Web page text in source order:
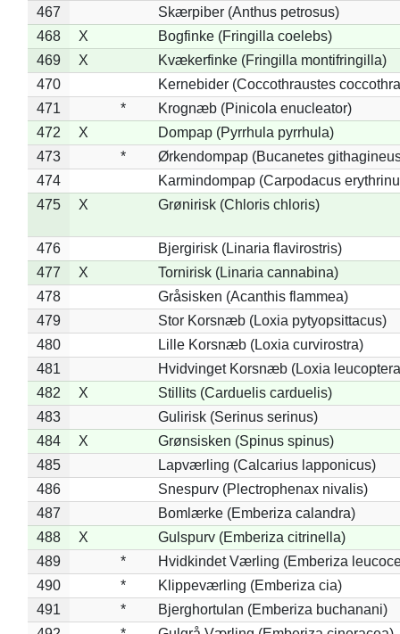
467
Skærpiber (Anthus petrosus)
468
X
Bogfinke (Fringilla coelebs)
469
X
Kvækerfinke (Fringilla montifringilla)
470
Kernebider (Coccothraustes
471
*
Krognæb (Pinicola enucleator)
472
X
Dompap (Pyrrhula pyrrhula)
473
*
Ørkendompap (Bucanetes
474
Karmindompap (Carpodacus
475
X Grønirisk (Chloris chloris)
476
Bjergirisk (Linaria flavirostris)
477
X
Tornirisk (Linaria cannabina)
478
Gråsisken (Acanthis flammea)
479
Stor Korsnæb (Loxia pytyopsittacus)
480
Lille Korsnæb (Loxia curvirostra)
481
Hvidvinget Korsnæb (Loxia
482
X
Stillits (Carduelis carduelis)
483
Gulirisk (Serinus serinus)
484
X
Grønsisken (Spinus spinus)
485
Lapværling (Calcarius lapponicus)
486
Snespurv (Plectrophenax nivalis)
487
Bomlærke (Emberiza calandra)
488
X
Gulspurv (Emberiza citrinella)
489
*
Hvidkindet Værling (Emberiza
490
*
Klippeværling (Emberiza cia)
491
*
Bjerghortulan (Emberiza buchanani)